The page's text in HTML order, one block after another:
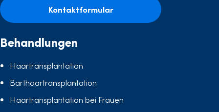
Kontaktformular
Behandlungen
Haartransplantation
Barthaartransplantation
Haartransplantation bei Frauen